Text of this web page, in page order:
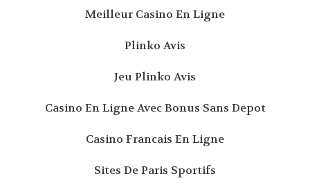
Meilleur Casino En Ligne
Plinko Avis
Jeu Plinko Avis
Casino En Ligne Avec Bonus Sans Depot
Casino Francais En Ligne
Sites De Paris Sportifs